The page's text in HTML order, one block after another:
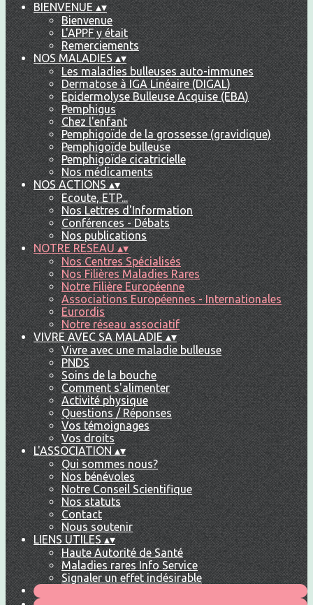
BIENVENUE▴▾
Bienvenue
L'APPF y était
Remerciements
NOS MALADIES▴▾
Les maladies bulleuses auto-immunes
Dermatose à IGA Linéaire (DIGAL)
Epidermolyse Bulleuse Acquise (EBA)
Pemphigus
Chez l'enfant
Pemphigoïde de la grossesse (gravidique)
Pemphigoïde bulleuse
Pemphigoïde cicatricielle
Nos médicaments
NOS ACTIONS▴▾
Ecoute, ETP...
Nos Lettres d'Information
Conférences - Débats
Nos publications
NOTRE RESEAU▴▾
Nos Centres Spécialisés
Nos Filières Maladies Rares
Notre Filière Européenne
Associations Européennes - Internationales
Eurordis
Notre réseau associatif
VIVRE AVEC SA MALADIE▴▾
Vivre avec une maladie bulleuse
PNDS
Soins de la bouche
Comment s'alimenter
Activité physique
Questions / Réponses
Vos témoignages
Vos droits
L'ASSOCIATION▴▾
Qui sommes nous?
Nos bénévoles
Notre Conseil Scientifique
Nos statuts
Contact
Nous soutenir
LIENS UTILES▴▾
Haute Autorité de Santé
Maladies rares Info Service
Signaler un effet indésirable